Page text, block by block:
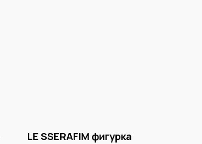
LE SSERAFIM фигурка